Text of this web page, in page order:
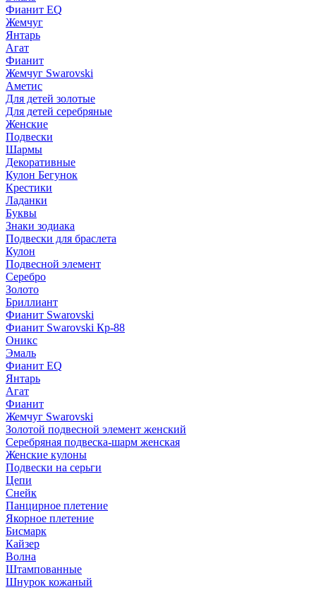
Фианит EQ
Жемчуг
Янтарь
Агат
Фианит
Жемчуг Swarovski
Аметис
Для детей золотые
Для детей серебряные
Женские
Подвески
Шармы
Декоративные
Кулон Бегунок
Крестики
Ладанки
Буквы
Знаки зодиака
Подвески для браслета
Кулон
Подвесной элемент
Серебро
Золото
Бриллиант
Фианит Swarovski
Фианит Swarovski Кр-88
Оникс
Эмаль
Фианит EQ
Янтарь
Агат
Фианит
Жемчуг Swarovski
Золотой подвесной элемент женcкий
Серебряная подвеска-шарм женская
Женские кулоны
Подвески на серьги
Цепи
Снейк
Панцирное плетение
Якорное плетение
Бисмарк
Кайзер
Волна
Штампованные
Шнурок кожаный